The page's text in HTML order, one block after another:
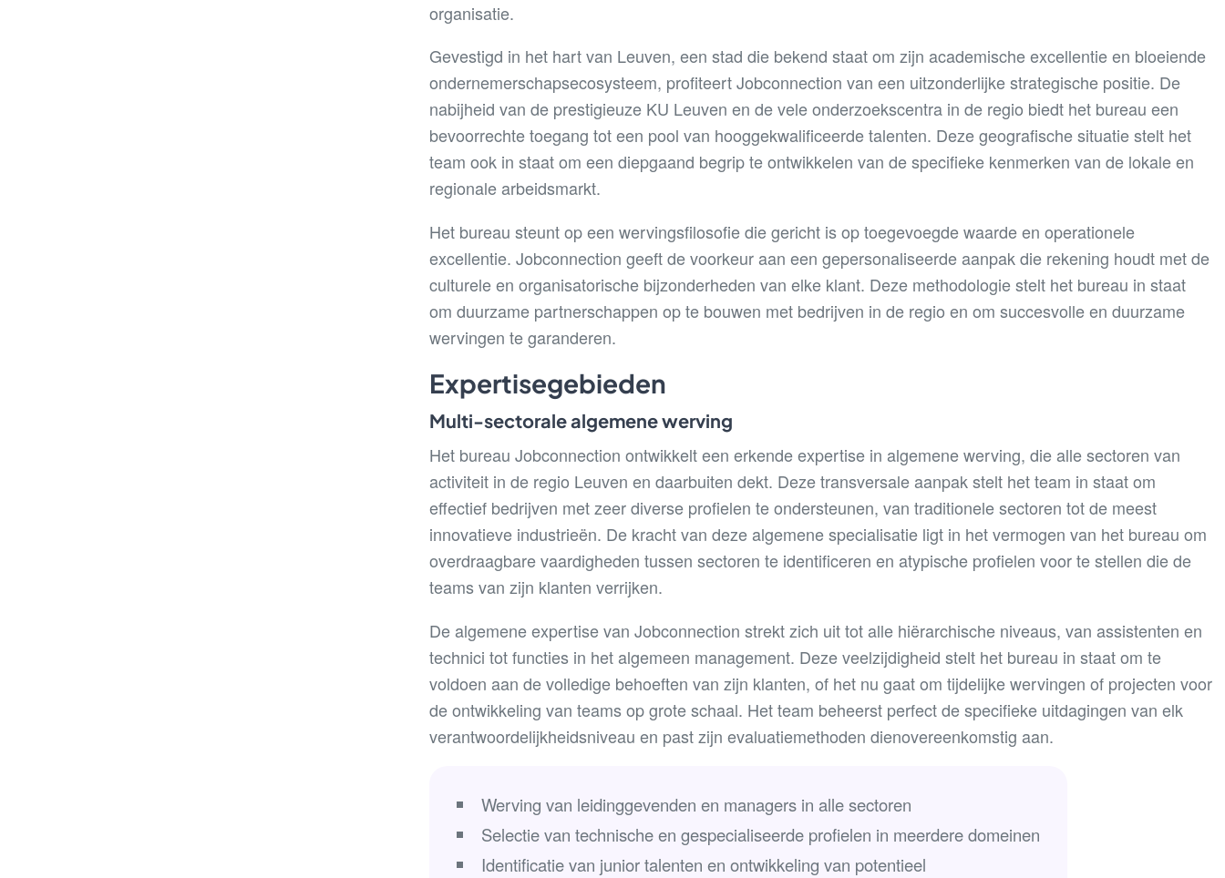
organisatie.
Gevestigd in het hart van Leuven, een stad die bekend staat om zijn academische excellentie en bloeiende
ondernemerschapsecosysteem, profiteert Jobconnection van een uitzonderlijke strategische positie. De
nabijheid van de prestigieuze KU Leuven en de vele onderzoekscentra in de regio biedt het bureau een
bevoorrechte toegang tot een pool van hooggekwalificeerde talenten. Deze geografische situatie stelt het
team ook in staat om een diepgaand begrip te ontwikkelen van de specifieke kenmerken van de lokale en
regionale arbeidsmarkt.
Het bureau steunt op een wervingsfilosofie die gericht is op toegevoegde waarde en operationele
excellentie. Jobconnection geeft de voorkeur aan een gepersonaliseerde aanpak die rekening houdt met de
culturele en organisatorische bijzonderheden van elke klant. Deze methodologie stelt het bureau in staat
om duurzame partnerschappen op te bouwen met bedrijven in de regio en om succesvolle en duurzame
wervingen te garanderen.
Expertisegebieden
Multi-sectorale algemene werving
Het bureau Jobconnection ontwikkelt een erkende expertise in algemene werving, die alle sectoren van
activiteit in de regio Leuven en daarbuiten dekt. Deze transversale aanpak stelt het team in staat om
effectief bedrijven met zeer diverse profielen te ondersteunen, van traditionele sectoren tot de meest
innovatieve industrieën. De kracht van deze algemene specialisatie ligt in het vermogen van het bureau om
overdraagbare vaardigheden tussen sectoren te identificeren en atypische profielen voor te stellen die de
teams van zijn klanten verrijken.
De algemene expertise van Jobconnection strekt zich uit tot alle hiërarchische niveaus, van assistenten en
technici tot functies in het algemeen management. Deze veelzijdigheid stelt het bureau in staat om te
voldoen aan de volledige behoeften van zijn klanten, of het nu gaat om tijdelijke wervingen of projecten voor
de ontwikkeling van teams op grote schaal. Het team beheerst perfect de specifieke uitdagingen van elk
verantwoordelijkheidsniveau en past zijn evaluatiemethoden dienovereenkomstig aan.
Werving van leidinggevenden en managers in alle sectoren
Selectie van technische en gespecialiseerde profielen in meerdere domeinen
Identificatie van junior talenten en ontwikkeling van potentieel